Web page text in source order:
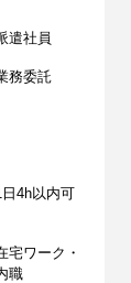
遣社員
務委託
日4h以内可
宅ワーク・
職